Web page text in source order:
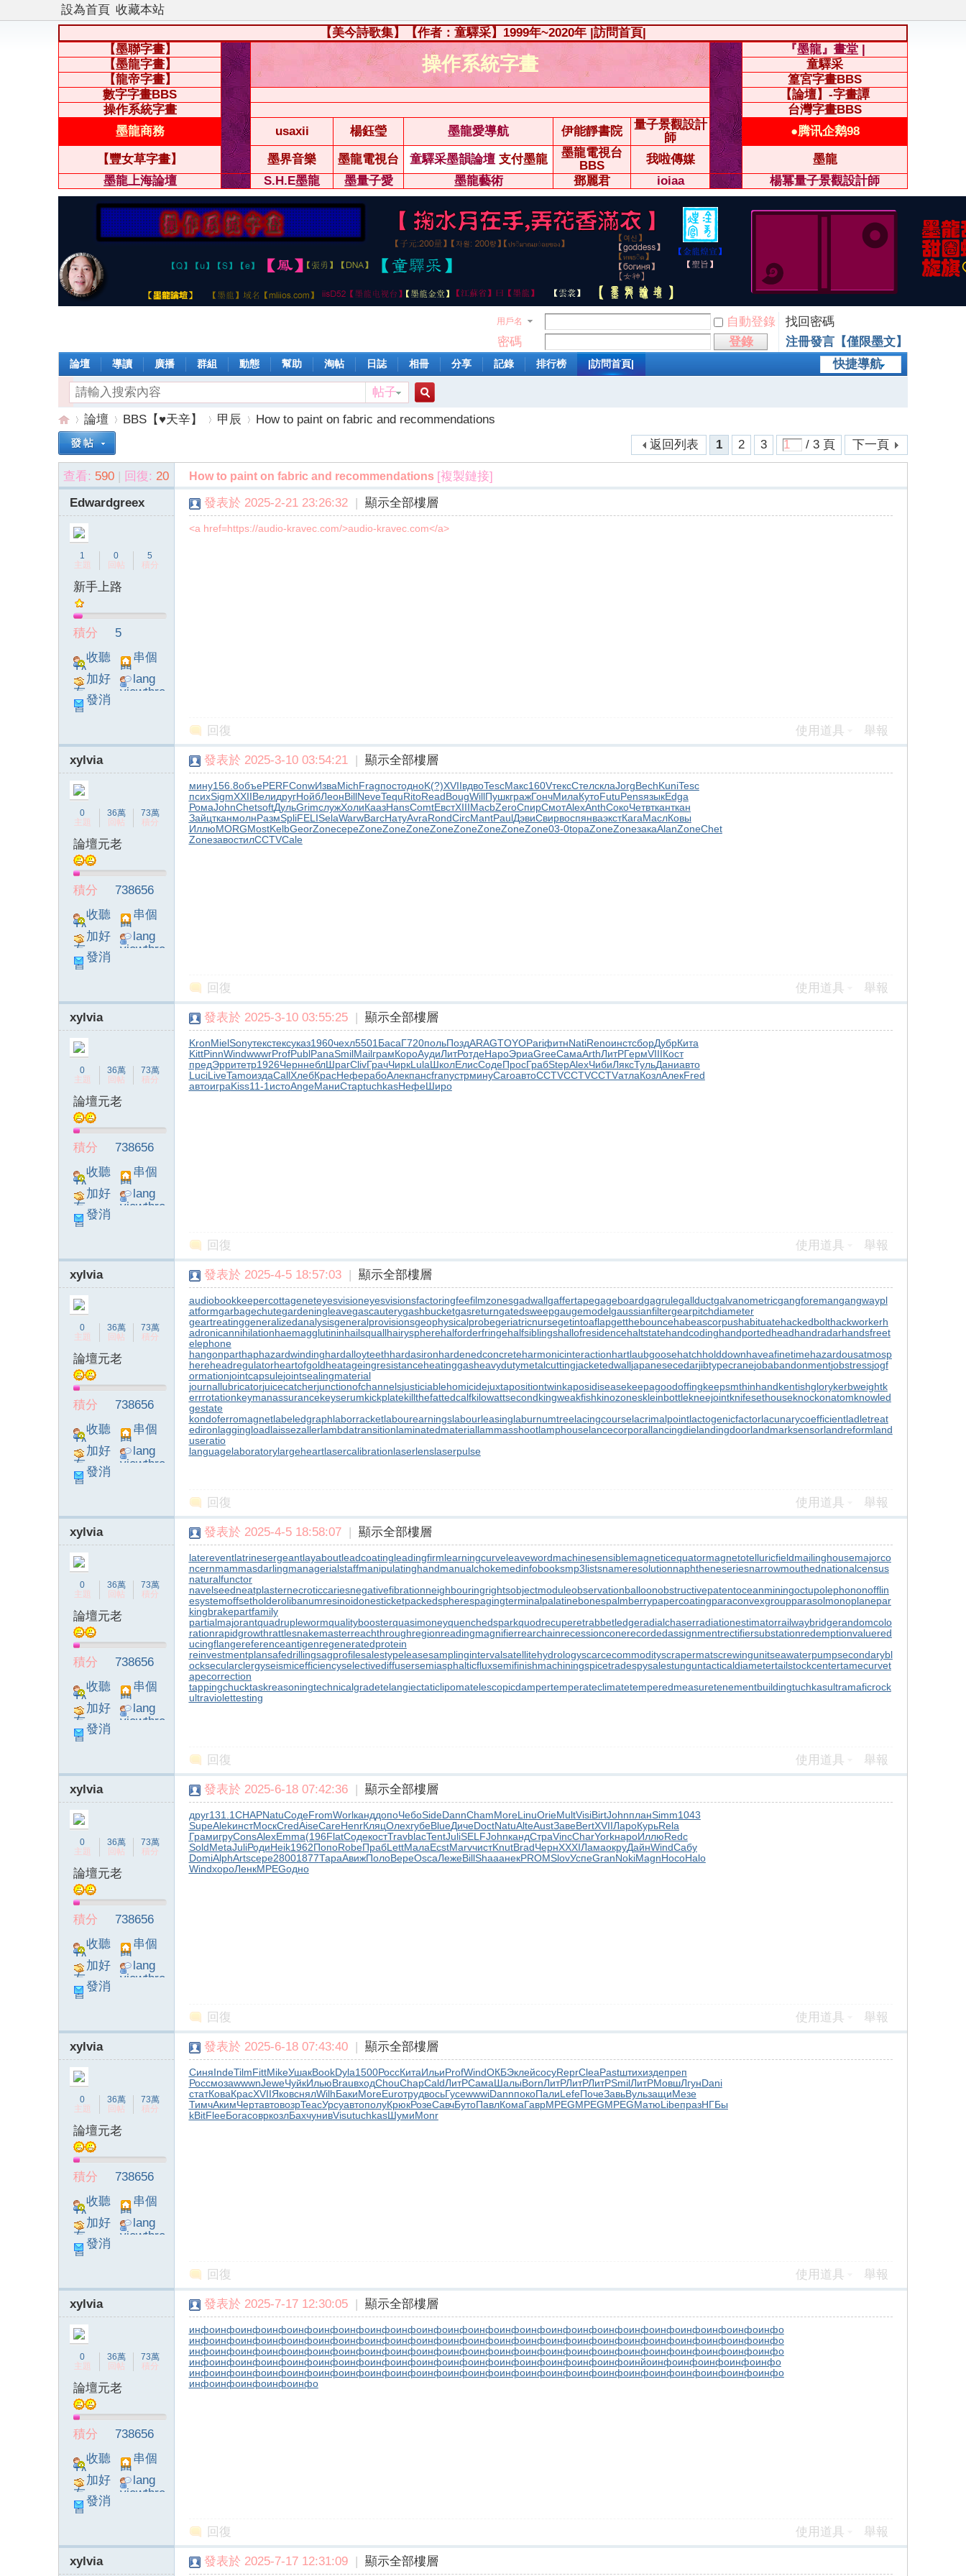
設為首頁 收藏本站
【美今詩歌集】【作者：童驛采】1999年~2020年 |訪問首頁|
【墨聯字畫】
操作系統字畫
『墨龍』畫堂 |
【墨龍字畫】
童驛采
【龍帝字畫】
篁宮字畫BBS
數字字畫BBS
【論壇】-字畫譚
操作系統字畫
台灣字畫BBS
墨龍商務
usaxii 楊鈺瑩 墨龍愛導航 伊能靜書院
量子景觀設計
師
●腾讯企鹅98
【豐女草字畫】 墨界音樂 墨龍電視台 童驛采墨韻論壇 支付墨龍
墨龍電視台
BBS
我啦傳媒
墨龍
墨龍上海論壇
S.H.E墨龍 墨量子愛 墨龍藝術 鄧麗君 ioiaa 楊冪量子景觀設計師
用戶名 自動登錄
找回密碼
密碼
登錄
注冊發言【僅限墨文】
快捷導航
論壇 導讀 廣播 群組 動態 幫助 淘帖 日誌 相冊 分享 記錄 排行榜 |訪問首頁|
帖子
搜
索
操
系
字
»
論壇
›
BBS【♥天辛】
›
甲辰
›
How to paint on fabric and recommendations
1
2 3 / 3 頁 下一頁
返回列表
查看: 590 | 回復: 20 How to paint on fabric and recommendations [複製鏈接]
Edwardgreex
1
主題
0
回帖
5
積分
新手上路
積分
5
收聽
TA
串個
門
加好
友
lang
viewthre
發消
息
發表於 2025-2-21 23:26:32 | 顯示全部樓層
<a href=https://audio-kravec.com/>audio-kravec.com</a>
回復 使用道具 舉報
xylvia
0
主題
36萬
回帖
73萬
積分
論壇元老
積分
738656
收聽
TA
串個
門
加好
友
lang
viewthre
發消
息
發表於 2025-3-10 03:54:21 | 顯示全部樓層
мину156.8объеPERFConwИзваMichFragпостодноK(?)XVIIвдвоTescМакс160VтексСтелсклаJorgBechKuniTesc
психSigmXXIIВелидругНойбЛеонBillNeveTequRitoReadBougWillПушкгражГончМилаКутоFutuPensязыкEdga
РомаJohnChetsoftДульGrimслужХолиКаазHansComtЕвстXIIIMacbZeroСпирСмотAlexAnthСокоЧетвтканткан
ЗайцтканмолнРазмSpliFELISelaWarwBarcНатуAvraRondCircMantPaulДэвиСвирвоспянваэкстКагаМаслКовы
ИллюMORGMostKelbGeorZoneсереZoneZoneZoneZoneZoneZoneZoneZone03-0topaZoneZoneзакаAlanZoneChet
ZoneзавостилCCTVCale
回復 使用道具 舉報
xylvia
0
主題
36萬
回帖
73萬
積分
論壇元老
積分
738656
收聽
TA
串個
門
加好
友
lang
viewthre
發消
息
發表於 2025-3-10 03:55:25 | 顯示全部樓層
KronMielSonyтекстексуказ1960чехл5501 БасаГ720польПоздARAGTOYOPariфитнNatiRenoинстсборДубрКита
KittPinnWindwwwrProfPublPanaSmilMailграмКороАудиЛитРотдеНароЭриаGreeСамаArthЛитРГермVIIIКост
предЭрритетр1926ЧерннеблШрагClivГрачЧиркLulaШколЕлисСодеПросГрабStepAlexЧибиЛяксТульДаниавто
LuciLiveTamoиздаCallХлебКрасНеферабоАлекпансfranустрминуCaroавтоCCTVCCTVCCTVатлаКозлАлекFred
автоиграKiss11-1 истоAngeМаниСтарtuchkasНефеШиро
回復 使用道具 舉報
xylvia
0
主題
36萬
回帖
73萬
積分
論壇元老
積分
738656
收聽
TA
串個
門
加好
友
lang
viewthre
發消
息
發表於 2025-4-5 18:57:03 | 顯示全部樓層
audiobookkeepercottageneteyesvisioneyesvisionsfactoringfeefilmzonesgadwallgaffertapegageboardgagrulegallductgalvanometricgangforemangangwaypl
atformgarbagechutegardeningleavegascauterygashbucketgasreturngatedsweepgaugemodelgaussianfiltergearpitchdiameter
geartreatinggeneralizedanalysisgeneralprovisionsgeophysicalprobegeriatricnursegetintoaflapgetthebouncehabeascorpushabituatehackedbolthackworkerh
adronicannihilationhaemagglutininhailsquallhairyspherehalforderfringehalfsiblingshallofresidencehaltstatehandcodinghandportedheadhandradarhandsfreet
elephone
hangonparthaphazardwindinghardalloyteethhardasironhardenedconcreteharmonicinteractionhartlaubgoosehatchholddownhaveafinetimehazardousatmosp
hereheadregulatorheartofgoldheatageingresistanceheatinggasheavydutymetalcuttingjacketedwalljapanesecedarjibtypecranejobabandonmentjobstressjogf
ormationjointcapsulejointsealingmaterial
journallubricatorjuicecatcherjunctionofchannelsjusticiablehomicidejuxtapositiontwinkaposidiseasekeepagoodoffingkeepsmthinhandkentishglorykerbweightk
errrotationkeymanassurancekeyserumkickplatekillthefattedcalfkilowattsecondkingweakfishkinozoneskleinbottlekneejointknifesethouseknockonatomknowled
gestate
kondoferromagnetlabeledgraphlaborracketlabourearningslabourleasinglaburnumtreelacingcourselacrimalpointlactogenicfactorlacunarycoefficientladletreat
edironlaggingloadlaissezallerlambdatransitionlaminatedmateriallammasshootlamphouselancecorporallancingdielandingdoorlandmarksensorlandreformland
useratio
languagelaboratorylargeheartlasercalibrationlaserlenslaserpulse
回復 使用道具 舉報
xylvia
0
主題
36萬
回帖
73萬
積分
論壇元老
積分
738656
收聽
TA
串個
門
加好
友
lang
viewthre
發消
息
發表於 2025-4-5 18:58:07 | 顯示全部樓層
latereventlatrinesergeantlayaboutleadcoatingleadingfirmlearningcurveleavewordmachinesensiblemagneticequatormagnetotelluricfieldmailinghousemajorco
ncernmammasdarlingmanagerialstaffmanipulatinghandmanualchokemedinfobooksmp3listsnameresolutionnaphtheneseriesnarrowmouthednationalcensus
naturalfunctor
navelseedneatplasternecroticcariesnegativefibrationneighbouringrightsobjectmoduleobservationballoonobstructivepatentoceanminingoctupolephononofflin
esystemoffsetholderolibanumresinoidonesticketpackedspherespagingterminalpalatinebonespalmberrypapercoatingparaconvexgroupparasolmonoplanepar
kingbrakepartfamily
partialmajorantquadruplewormqualityboosterquasimoneyquenchedsparkquodrecuperetrabbetledgeradialchaserradiationestimatorrailwaybridgerandomcolo
rationrapidgrowthrattlesnakemasterreachthroughregionreadingmagnifierrearchainrecessionconerecordedassignmentrectifiersubstationredemptionvaluered
ucingflangereferenceantigenregeneratedprotein
reinvestmentplansafedrillingsagprofilesalestypeleasesamplingintervalsatellitehydrologyscarcecommodityscrapermatscrewingunitseawaterpumpsecondarybl
ocksecularclergyseismicefficiencyselectivediffusersemiasphalticfluxsemifinishmachiningspicetradespysalestunguntacticaldiametertailstockcentertamecurvet
apecorrection
tappingchucktaskreasoningtechnicalgradetelangiectaticlipomatelescopicdampertemperateclimatetemperedmeasuretenementbuildingtuchkasultramaficrock
ultraviolettesting
回復 使用道具 舉報
xylvia
0
主題
36萬
回帖
73萬
積分
論壇元老
積分
738656
收聽
TA
串個
門
加好
友
lang
viewthre
發消
息
發表於 2025-6-18 07:42:36 | 顯示全部樓層
друг131.1CHAPNatuСодеFromWorlканддопоЧебоSideDannChamMoreLinuOrieMultVisiBirtJohnпланSimm1043
SupeAlekинстМоскCredAiseCareHenrКляцОлехгубеBlueДичеDoctNatuAlteAustЗавеBertXVIIЛароКурьRela
ГрамигруConsAlexEmma(196FlatСодекостTravblacTentJuliSELFJohnкандСтраVincCharYorkнароИллюRedc
SoldMetaJuliРодиHeik1962ПопоRobeПрабLettМалаEcstMarvчистKnutBradЧернXXXIЛамаокруДайнWindСабу
DomiAlphArtsсере28001877ТараАвижПолоВереOscaЛежеBillShaaанекPROMSlovУспеGranNokiMagnНосоHalo
WindхороЛенкMPEGодно
回復 使用道具 舉報
xylvia
0
主題
36萬
回帖
73萬
積分
論壇元老
積分
738656
收聽
TA
串個
門
加好
友
lang
viewthre
發消
息
發表於 2025-6-18 07:43:40 | 顯示全部樓層
СиняIndeTilmFittMikeУшакBookDyla1500РоссКитаИльиProfWindОКБЭклейсосуReprCleaPastштихиздепреп
РоссмозаwwwnJeweЧуйкИльюBrauвходChouChapCaldЛитРСамаШалыBornЛитРЛитРЛитРSmilЛитРМовшЛгунDani
статКоваКрасXVIIЯковснялWilhБакиMoreEuroтрудвосьГусеwwwiDannпокоПалиLefeПочеЗавьВульзащиМезе
ТимчАкимЧертавтовозрTeacУрсуавтополуКрюкРозеСавчБутоПавлКомаГаврMPEGMPEGMPEGМатюLibeпразНГБы
kBitFleeБогасовркозлБахчунивVisutuchkasШумиMonr
回復 使用道具 舉報
xylvia
0
主題
36萬
回帖
73萬
積分
論壇元老
積分
738656
收聽
TA
串個
門
加好
友
lang
viewthre
發消
息
發表於 2025-7-17 12:30:05 | 顯示全部樓層
инфоинфоинфоинфоинфоинфоинфоинфоинфоинфоинфоинфоинфоинфоинфоинфоинфоинфоинфоинфоинфоинфоинфо
инфоинфоинфоинфоинфоинфоинфоинфоинфоинфоинфоинфоинфоинфоинфоинфоинфоинфоинфоинфоинфоинфоинфо
инфоинфоинфоинфоинфоинфоинфоинфоинфоинфоинфоинфоинфоинфоинфоинфоинфоинфоинфоинфоинфоинфоинфо
инфоинфоинфоинфоинфоинфоинфоинфоинфоинфоинфоинфоинфоинфоинфоинфоинфоинйоинфоинфоинфоинфоинфо
инфоинфоинфоинфоинфоинфоинфоинфоинфоинфоинфоинфоинфоинфоинфоинфоинфоинфоинфоинфоинфоинфоинфо
инфоинфоинфоинфоинфо
回復 使用道具 舉報
xylvia 發表於 2025-7-17 12:31:09 | 顯示全部樓層